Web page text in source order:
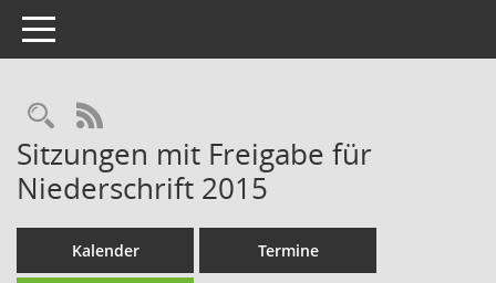
Toggle navigation
Rechercheauswahl
RSS-Feed
Sitzungen mit Freigabe für
Niederschrift 2015
Kalender Termine